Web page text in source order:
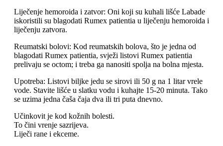
Liječenje hemoroida i zatvor: Oni koji su kuhali lišće Labade
iskoristili su blagodati Rumex patientia u liječenju hemoroida i
liječenju zatvora.
Reumatski bolovi: Kod reumatskih bolova, što je jedna od
blagodati Rumex patientia, svježi listovi Rumex patientia
prelivaju se octom; i treba ga nanositi spolja na bolna mjesta.
Upotreba: Listovi biljke jedu se sirovi ili 50 g na 1 litar vrele
vode. Stavite lišće u slatku vodu i kuhajte 15-20 minuta. Tako
se uzima jedna čaša čaja dva ili tri puta dnevno.
Učinkovit je kod kožnih bolesti.
To čini vrenje sazrijeva.
Liječi rane i ekceme.